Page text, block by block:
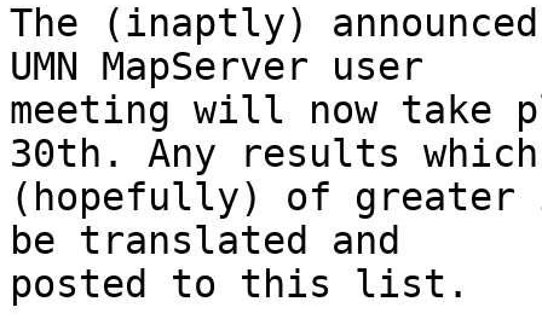
The (inaptly)
UMN MapServer user
meeting will now take
30th. Any results
(hopefully) of
be translated and
posted to this list.